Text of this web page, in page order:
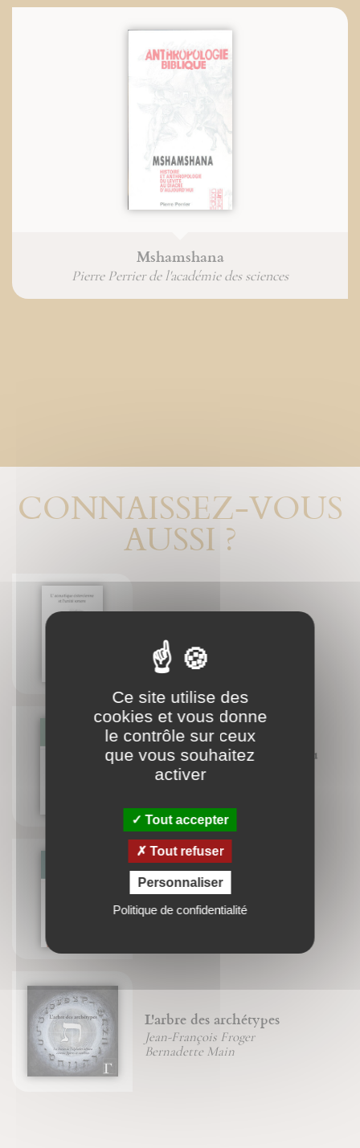
Mshamshana
Pierre Perrier de l'académie des sciences
CONNAISSEZ-VOUS
AUSSI ?
L'acoustique cistercienne et
l'unité sonore
Dr. Hubert Larcher
Énigmes & commentaire du
Livre de Jonas
Une vie incorruptible
Jean-François Froger
L'arbre des archétypes
Jean-François Froger
Bernadette Main
Ce site utilise des
cookies et vous donne
le contrôle sur ceux
que vous souhaitez
activer
Tout accepter
Tout refuser
Personnaliser
Politique de confidentialité